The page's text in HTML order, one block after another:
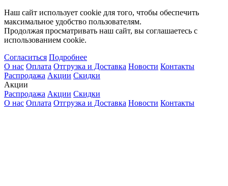
Наш сайт использует cookie для того, чтобы обеспечить
максимальное удобство пользователям.
Продолжая просматривать наш сайт, вы соглашаетесь с
использованием cookie.
Согласиться Подробнее
О нас Оплата Отгрузка и Доставка Новости Контакты
Распродажа Акции Скидки
Акции
Распродажа Акции Скидки
О нас Оплата Отгрузка и Доставка Новости Контакты